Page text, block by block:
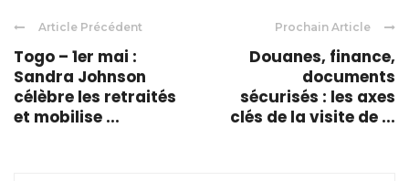
Article Précédent
Togo – 1er mai :
Sandra Johnson
célèbre les retraités
et mobilise ...
Prochain Article
Douanes, finance,
documents
sécurisés : les axes
clés de la visite de ...